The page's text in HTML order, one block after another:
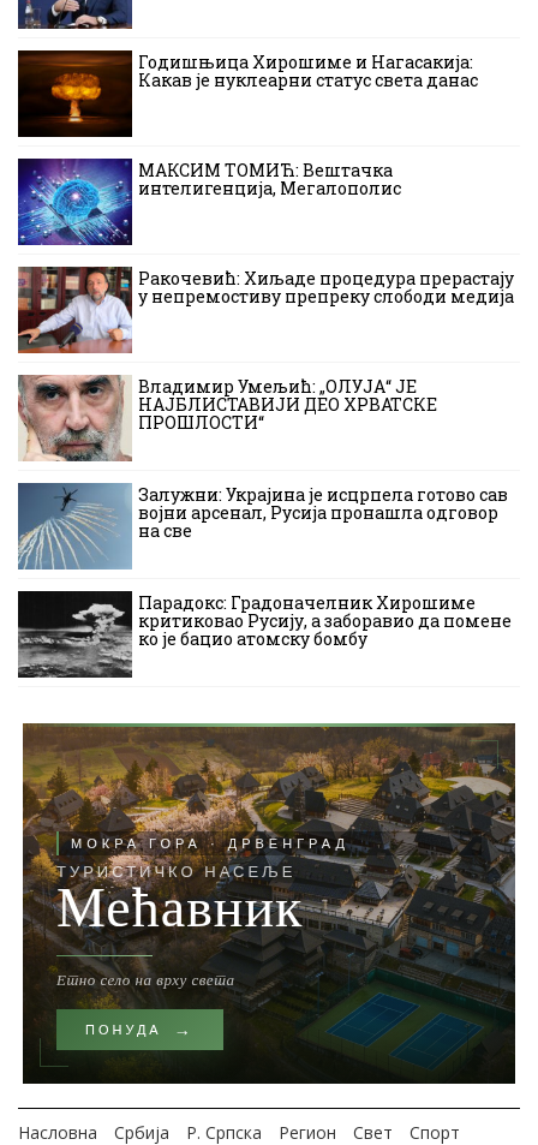
Годишњица Хирошиме и Нагасакија:
Какав је нуклеарни статус света данас
МАКСИМ ТОМИЋ: Вештачка
интелигенција, Мегалополис
Ракочевић: Хиљаде процедура прерастају
у непремостиву препреку слободи медија
Владимир Умељић: „ОЛУЈА“ ЈЕ
НАЈБЛИСТАВИЈИ ДЕО ХРВАТСКЕ
ПРОШЛОСТИ“
Залужни: Украјина је исцрпела готово сав
војни арсенал, Русија пронашла одговор
на све
Парадокс: Градоначелник Хирошиме
критиковао Русију, а заборавио да помене
ко је бацио атомску бомбу
Насловна Србија Р. Српска Регион Свет Спорт